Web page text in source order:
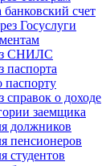
банковский счет
Госуслуги
СНИЛС
паспорта
паспорту
справок о доходе
заемщика
должников
пенсионеров
студентов